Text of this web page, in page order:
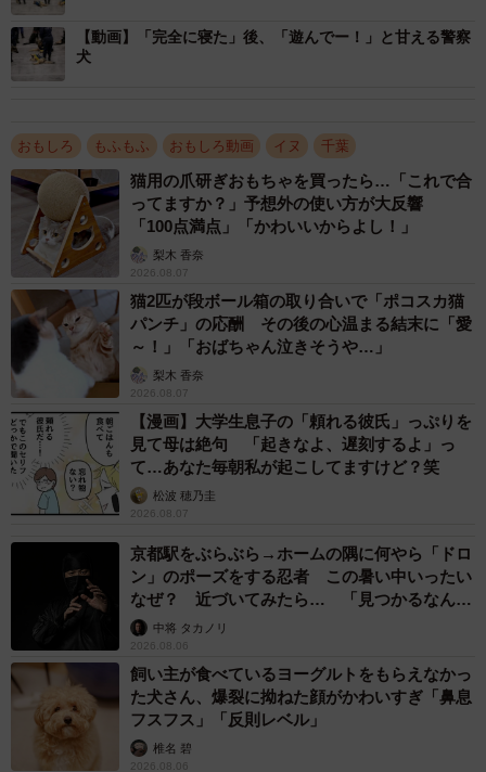
超優秀なワンちゃんなのです。
「式が長かったんかな？可愛いわw」
「いつも可愛がってもらってるんだろうなぁ…とほっこ
り」
こんな楽しいコメントも殺到した千葉県警のエリート警察
犬たちの様子について、視閲式を観覧したゆるふわ怪電波
☆埼玉さんにお話を聞きました。
3/9
「ねぇ、まだですか？って目で見てる（笑）」というコメントも（動画
らキャプチャー／提供：ゆるふわ怪電波☆埼玉さん
@yuruhuwa_kdenpa）
「あー寝ちゃってるね」「かわいいねぇ」
【動画】「完全に寝た」後、「遊んでー！」と甘える警察
犬
おもしろ もふもふ おもしろ動画 イヌ 千葉
猫用の爪研ぎおもちゃを買ったら…「これで合
ってますか？」予想外の使い方が大反響
「100点満点」「かわいいからよし！」
梨木 香奈
2026.08.07
猫2匹が段ボール箱の取り合いで「ポコスカ猫
パンチ」の応酬 その後の心温まる結末に「愛
～！」「おばちゃん泣きそうや…」
梨木 香奈
2026.08.07
【漫画】大学生息子の「頼れる彼氏」っぷりを
見て母は絶句 「起きなよ、遅刻するよ」っ
て…あなた毎朝私が起こしてますけど？笑
松波 穂乃圭
2026.08.07
京都駅をぶらぶら→ホームの隅に何やら「ドロ
ン」のポーズをする忍者 この暑い中いったい
なぜ？ 近づいてみたら… 「見つかるなんて
未熟」中将 タカノリ
2026.08.06
飼い主が食べているヨーグルトをもらえなかっ
た犬さん、爆裂に拗ねた顔がかわいすぎ「鼻息
フスフス」「反則レベル」
椎名 碧
2026.08.06